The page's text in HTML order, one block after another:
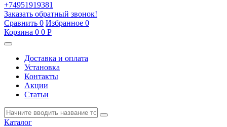
+74951919381
Заказать обратный звонок!
Сравнить 0 Избранное 0
Корзина 0 0 Р
Доставка и оплата
Установка
Контакты
Акции
Статьи
Каталог